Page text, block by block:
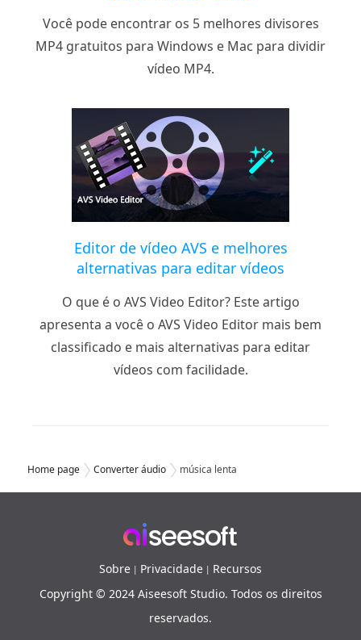
Você pode encontrar os 5 melhores divisores
MP4 gratuitos para Windows e Mac para dividir
vídeo MP4.
Editor de vídeo AVS e melhores
alternativas para editar vídeos
O que é o AVS Video Editor? Este artigo
apresenta a você o AVS Video Editor mais bem
classificado e mais alternativas para editar
vídeos com facilidade.
Home page Converter áudio música lenta
Sobre | Privacidade | Recursos
Copyright © 2024 Aiseesoft Studio. Todos os direitos
reservados.